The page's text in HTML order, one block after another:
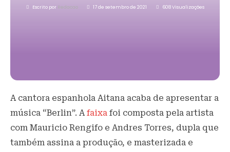
Escrito por Redacao 17 de setembro de 2021 608Visualizações
A cantora espanhola Aitana acaba de apresentar a
música “Berlin”. Afaixa foi composta pela artista
com Mauricio Rengifo e Andres Torres, dupla que
também assina a produção, e masterizada e